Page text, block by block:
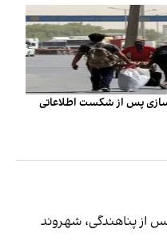
پس از شکست اطلاعاتی